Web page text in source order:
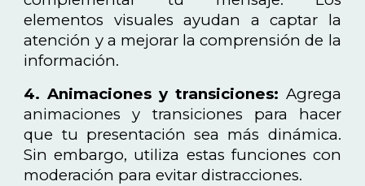
elementos visuales ayudan a captar la
atención y a mejorar la comprensión de la
información.
4. Animaciones y transiciones: Agrega
animaciones y transiciones para hacer
que tu presentación sea más dinámica.
Sin embargo, utiliza estas funciones con
moderación para evitar distracciones.